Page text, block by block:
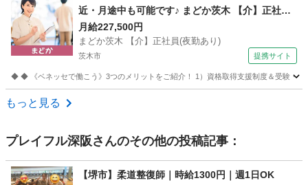
近・月途中も可能です♪ まどか茨木 【介】正社員
(夜勤あり) 老人介護施設スタッフ
月給227,500円
まどか茨木 【介】正社員(夜勤あり)
茨木市 提携サイト
◆ ◆ 《ベネッセで働こう》3つのメリットをご紹介！ 1）資格取得支援制度＆受験・
大阪 茨木市
もっと見る
プレイフル深阪さんのその他の投稿記事：
【堺市】柔道整復師｜時給1300円｜週1日OK